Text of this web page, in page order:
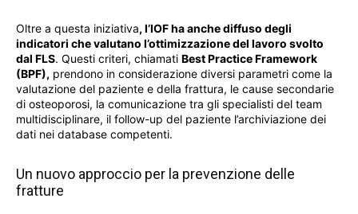
Oltre a questa iniziativa, l’IOF ha anche diffuso degli
indicatori che valutano l’ottimizzazione del lavoro svolto
dal FLS. Questi criteri, chiamati Best Practice Framework
(BPF), prendono in considerazione diversi parametri come la
valutazione del paziente e della frattura, le cause secondarie
di osteoporosi, la comunicazione tra gli specialisti del team
multidisciplinare, il follow-up del paziente l’archiviazione dei
dati nei database competenti.
Un nuovo approccio per la prevenzione delle
fratture